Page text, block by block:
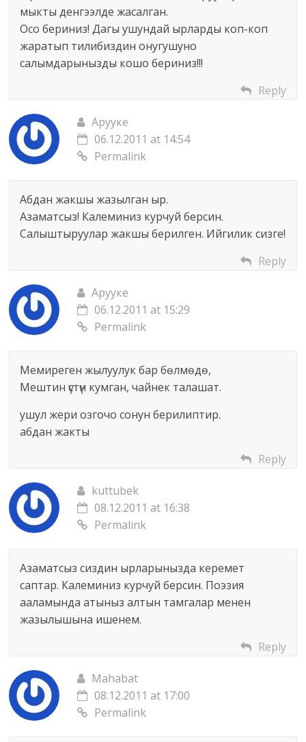
мыкты денгээлде жасалган.
Осо бериниз! Дагы ушундай ырларды коп-коп
жаратып тилибиздин онугушуно
салымдарынызды кошо бериниз!!!
Reply
Арууке
06.12.2011 at 14:54
Permalink
Абдан жакшы жазылган ыр.
Азаматсыз! Калеминиз курчуй берсин.
Салыштыруулар жакшы берилген. Ийгилик сизге!
Reply
Арууке
06.12.2011 at 15:29
Permalink
Мемиреген жылуулук бар бөлмөдө,
Мештин үстүн кумган, чайнек талашат.
ушул жери озгочо сонун берилиптир.
абдан жакты
Reply
kuttubek
08.12.2011 at 16:38
Permalink
Азаматсыз сиздин ырларынызда керемет
саптар. Калеминиз курчуй берсин. Поэзия
ааламында атыныз алтын тамгалар менен
жазылышына ишенем.
Reply
Mahabat
08.12.2011 at 17:00
Permalink